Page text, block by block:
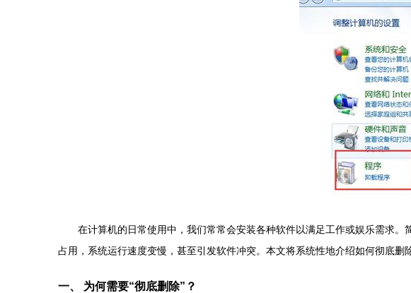
在计算机的日常使用中，我们常常会安装各种软件以满足工作或娱乐需求
占用，系统运行速度变慢，甚至引发软件冲突。本文将系统性地介绍如何彻底
一、 为何需要“彻底删除”？